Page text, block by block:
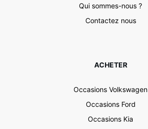
Qui sommes-nous ?
Contactez nous
ACHETER
Occasions Volkswagen
Occasions Ford
Occasions Kia